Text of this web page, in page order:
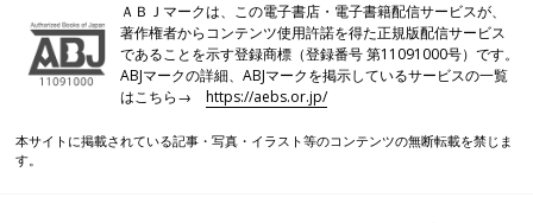
ＡＢＪマークは、この電子書店・電子書籍配信サービスが、
著作権者からコンテンツ使用許諾を得た正規版配信サービス
であることを示す登録商標（登録番号 第11091000号）です。
ABJマークの詳細、ABJマークを掲示しているサービスの一覧
はこちら→https://aebs.or.jp/
本サイトに掲載されている記事・写真・イラスト等のコンテンツの無断転載を禁じま
す。